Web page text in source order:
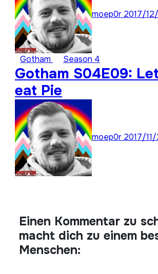
moep0r 2017/
Gotham Season 4
Gotham S04E09:
eat Pie
moep0r 2017/
Einen Kommentar zu
macht dich zu einem
Menschen: